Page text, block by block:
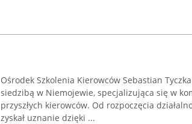
Ośrodek Szkolenia Kierowców Sebastian
siedzibą w Niemojewie, specjalizująca się w
przyszłych kierowców. Od rozpoczęcia
zyskał uznanie dzięki ...